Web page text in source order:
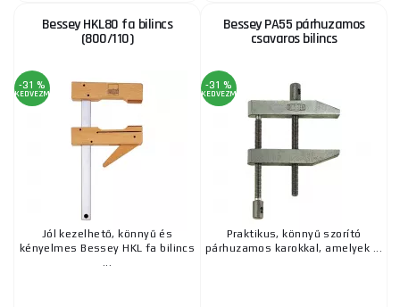
Bessey HKL80 fa bilincs
(800/110)
-31 %
KEDVEZMÉNY
Jól kezelhető, könnyű és
kényelmes Bessey HKL fa bilincs
...
Bessey PA55 párhuzamos
csavaros bilincs
-31 %
KEDVEZMÉNY
Praktikus, könnyű szorító
párhuzamos karokkal, amelyek ...